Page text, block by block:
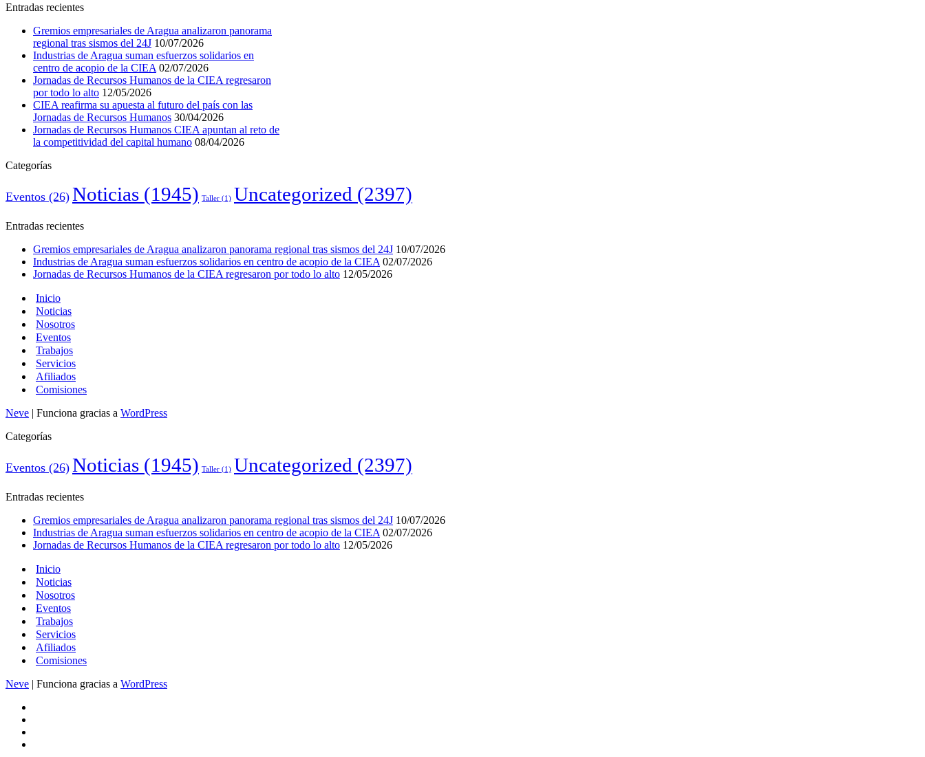
Entradas recientes
Gremios empresariales de Aragua analizaron panorama
regional tras sismos del 24J 10/07/2026
Industrias de Aragua suman esfuerzos solidarios en
centro de acopio de la CIEA 02/07/2026
Jornadas de Recursos Humanos de la CIEA regresaron
por todo lo alto 12/05/2026
CIEA reafirma su apuesta al futuro del país con las
Jornadas de Recursos Humanos 30/04/2026
Jornadas de Recursos Humanos CIEA apuntan al reto de
la competitividad del capital humano 08/04/2026
Categorías
Eventos (26) Noticias (1945) Taller (1) Uncategorized (2397)
Entradas recientes
Gremios empresariales de Aragua analizaron panorama regional tras sismos del 24J 10/07/2026
Industrias de Aragua suman esfuerzos solidarios en centro de acopio de la CIEA 02/07/2026
Jornadas de Recursos Humanos de la CIEA regresaron por todo lo alto 12/05/2026
Inicio
Noticias
Nosotros
Eventos
Trabajos
Servicios
Afiliados
Comisiones
Neve | Funciona gracias a WordPress
Categorías
Eventos (26) Noticias (1945) Taller (1) Uncategorized (2397)
Entradas recientes
Gremios empresariales de Aragua analizaron panorama regional tras sismos del 24J 10/07/2026
Industrias de Aragua suman esfuerzos solidarios en centro de acopio de la CIEA 02/07/2026
Jornadas de Recursos Humanos de la CIEA regresaron por todo lo alto 12/05/2026
Inicio
Noticias
Nosotros
Eventos
Trabajos
Servicios
Afiliados
Comisiones
Neve | Funciona gracias a WordPress